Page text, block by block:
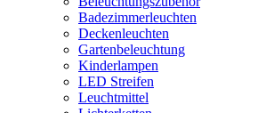
Badezimmerleuchten
Deckenleuchten
Gartenbeleuchtung
Kinderlampen
LED Streifen
Leuchtmittel